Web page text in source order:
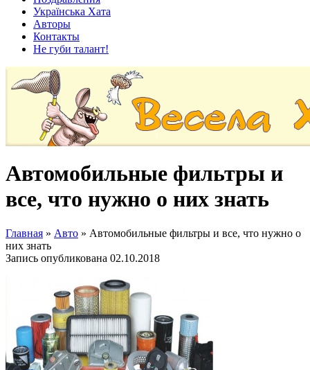
Українська Хата
Авторы
Контакты
Не губи талант!
Автомобильные фильтры и
все, что нужно о них знать
Главная » Авто » Автомобильные фильтры и все, что нужно о
них знать
Запись опубликована 02.10.2018